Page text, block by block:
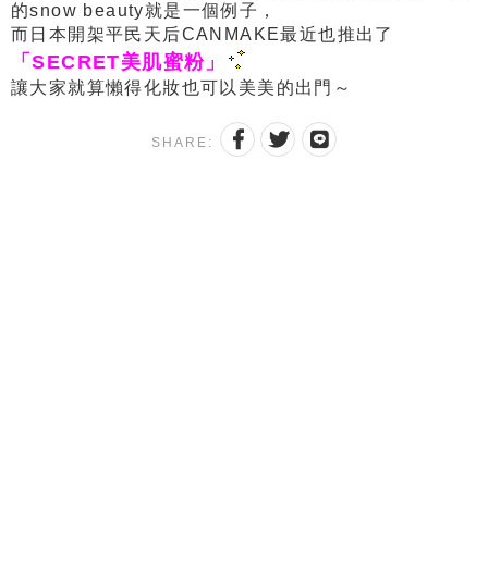
的snow beauty就是一個例子，
而日本開架平民天后CANMAKE最近也推出了
「SECRET美肌蜜粉」
讓大家就算懶得化妝也可以美美的出門～
SHARE: